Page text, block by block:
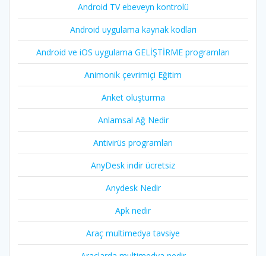
Android TV ebeveyn kontrolü
Android uygulama kaynak kodları
Android ve iOS uygulama GELİŞTİRME programları
Animonik çevrimiçi Eğitim
Anket oluşturma
Anlamsal Ağ Nedir
Antivirüs programları
AnyDesk indir ücretsiz
Anydesk Nedir
Apk nedir
Araç multimedya tavsiye